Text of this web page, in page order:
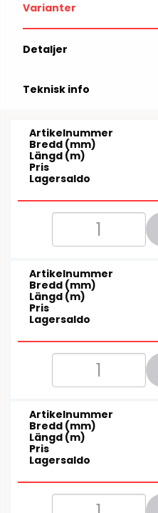
Varianter
Detaljer
Teknisk info
Artikelnummer
Bredd (mm)
Längd (m)
Pris
Lagersaldo
Artikelnummer
Bredd (mm)
Längd (m)
Pris
Lagersaldo
Artikelnummer
Bredd (mm)
Längd (m)
Pris
Lagersaldo